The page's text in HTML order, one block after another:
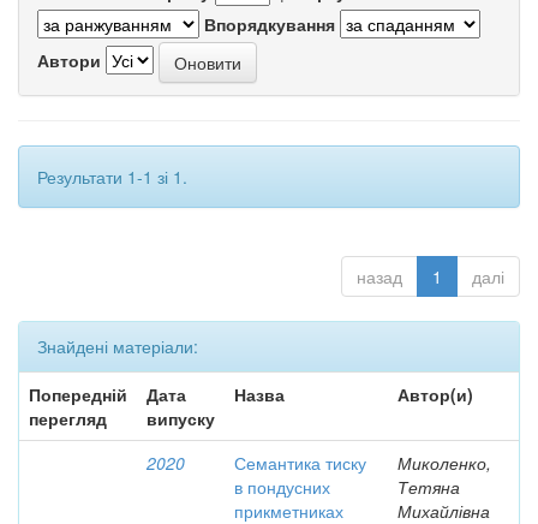
Впорядкування
Автори
Результати 1-1 зі 1.
назад 1 далі
Знайдені матеріали:
Попередній
перегляд
Дата
випуску
Назва Автор(и)
2020
Семантика тиску
в пондусних
прикметниках
Миколенко,
Тетяна
Михайлівна